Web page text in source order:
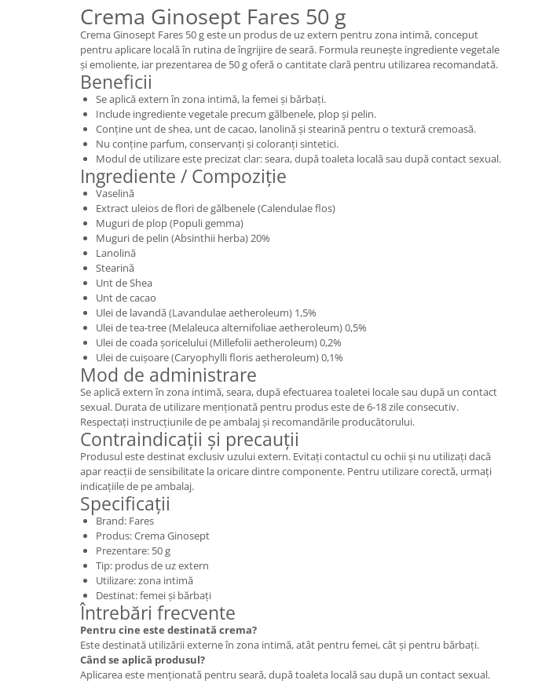
Crema Ginosept Fares 50 g
Crema Ginosept Fares 50 g este un produs de uz extern pentru zona intimă, conceput
pentru aplicare locală în rutina de îngrijire de seară. Formula reunește ingrediente vegetale
și emoliente, iar prezentarea de 50 g oferă o cantitate clară pentru utilizarea recomandată.
Beneficii
Se aplică extern în zona intimă, la femei și bărbați.
Include ingrediente vegetale precum gălbenele, plop și pelin.
Conține unt de shea, unt de cacao, lanolină și stearină pentru o textură cremoasă.
Nu conține parfum, conservanți și coloranți sintetici.
Modul de utilizare este precizat clar: seara, după toaleta locală sau după contact sexual.
Ingrediente / Compoziție
Vaselină
Extract uleios de flori de gălbenele (Calendulae flos)
Muguri de plop (Populi gemma)
Muguri de pelin (Absinthii herba) 20%
Lanolină
Stearină
Unt de Shea
Unt de cacao
Ulei de lavandă (Lavandulae aetheroleum) 1,5%
Ulei de tea-tree (Melaleuca alternifoliae aetheroleum) 0,5%
Ulei de coada șoricelului (Millefolii aetheroleum) 0,2%
Ulei de cuișoare (Caryophylli floris aetheroleum) 0,1%
Mod de administrare
Se aplică extern în zona intimă, seara, după efectuarea toaletei locale sau după un contact
sexual. Durata de utilizare menționată pentru produs este de 6-18 zile consecutiv.
Respectați instrucțiunile de pe ambalaj și recomandările producătorului.
Contraindicații și precauții
Produsul este destinat exclusiv uzului extern. Evitați contactul cu ochii și nu utilizați dacă
apar reacții de sensibilitate la oricare dintre componente. Pentru utilizare corectă, urmați
indicațiile de pe ambalaj.
Specificații
Brand: Fares
Produs: Crema Ginosept
Prezentare: 50 g
Tip: produs de uz extern
Utilizare: zona intimă
Destinat: femei și bărbați
Întrebări frecvente
Pentru cine este destinată crema?
Este destinată utilizării externe în zona intimă, atât pentru femei, cât și pentru bărbați.
Când se aplică produsul?
Aplicarea este menționată pentru seară, după toaleta locală sau după un contact sexual.